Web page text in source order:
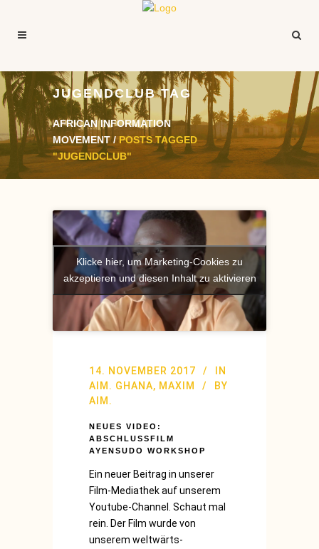
JUGENDCLUB TAG
AFRICAN INFORMATION
MOVEMENT/POSTS TAGGED
"JUGENDCLUB"
Klicke hier, um Marketing-Cookies zu
akzeptieren und diesen Inhalt zu aktivieren
14. NOVEMBER 2017
IN
AIM. GHANA, MAXIM
BY
AIM.
NEUES VIDEO:
ABSCHLUSSFILM
AYENSUDO WORKSHOP
Ein neuer Beitrag in unserer
Film-Mediathek auf unserem
Youtube-Channel. Schaut mal
rein. Der Film wurde von
unserem weltwärts-